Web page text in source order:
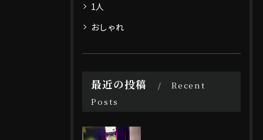
1人
おしゃれ
最近の投稿
Recent
Posts